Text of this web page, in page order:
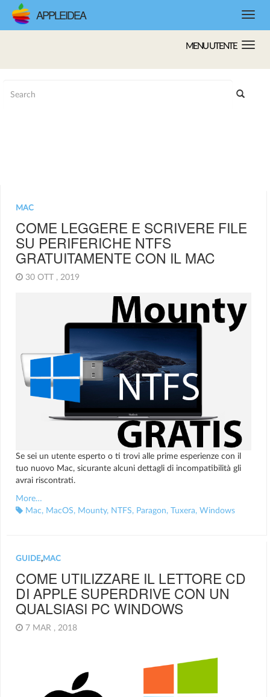
APPLEIDEA
MENU UTENTE
MAC
COME LEGGERE E SCRIVERE FILE
SU PERIFERICHE NTFS
GRATUITAMENTE CON IL MAC
30 OTT , 2019
Se sei un utente esperto o ti trovi alle prime esperienze con il
tuo nuovo Mac, sicurante alcuni dettagli di incompatibilità gli
avrai riscontrati.
More…
Mac, MacOS, Mounty, NTFS, Paragon, Tuxera, Windows
GUIDE,MAC
COME UTILIZZARE IL LETTORE CD
DI APPLE SUPERDRIVE CON UN
QUALSIASI PC WINDOWS
7 MAR , 2018